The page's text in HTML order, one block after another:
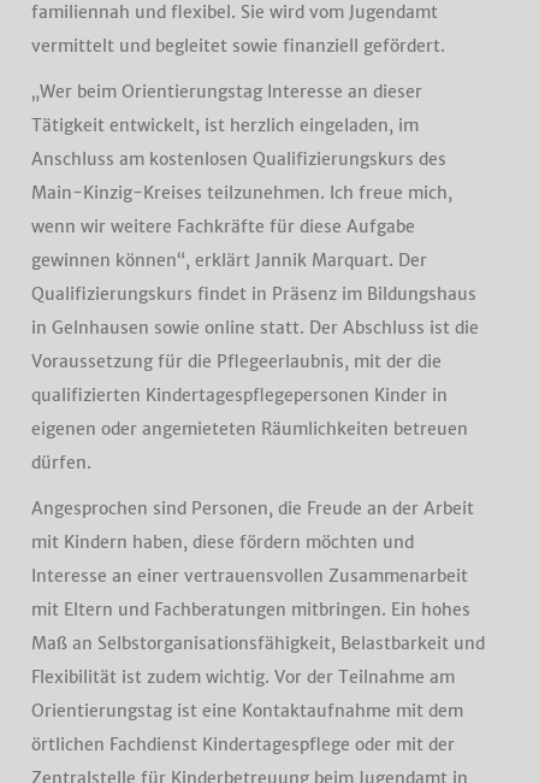
familiennah und flexibel. Sie wird vom Jugendamt
vermittelt und begleitet sowie finanziell gefördert.
„Wer beim Orientierungstag Interesse an dieser
Tätigkeit entwickelt, ist herzlich eingeladen, im
Anschluss am kostenlosen Qualifizierungskurs des
Main-Kinzig-Kreises teilzunehmen. Ich freue mich,
wenn wir weitere Fachkräfte für diese Aufgabe
gewinnen können“, erklärt Jannik Marquart. Der
Qualifizierungskurs findet in Präsenz im Bildungshaus
in Gelnhausen sowie online statt. Der Abschluss ist die
Voraussetzung für die Pflegeerlaubnis, mit der die
qualifizierten Kindertagespflegepersonen Kinder in
eigenen oder angemieteten Räumlichkeiten betreuen
dürfen.
Angesprochen sind Personen, die Freude an der Arbeit
mit Kindern haben, diese fördern möchten und
Interesse an einer vertrauensvollen Zusammenarbeit
mit Eltern und Fachberatungen mitbringen. Ein hohes
Maß an Selbstorganisationsfähigkeit, Belastbarkeit und
Flexibilität ist zudem wichtig. Vor der Teilnahme am
Orientierungstag ist eine Kontaktaufnahme mit dem
örtlichen Fachdienst Kindertagespflege oder mit der
Zentralstelle für Kinderbetreuung beim Jugendamt in